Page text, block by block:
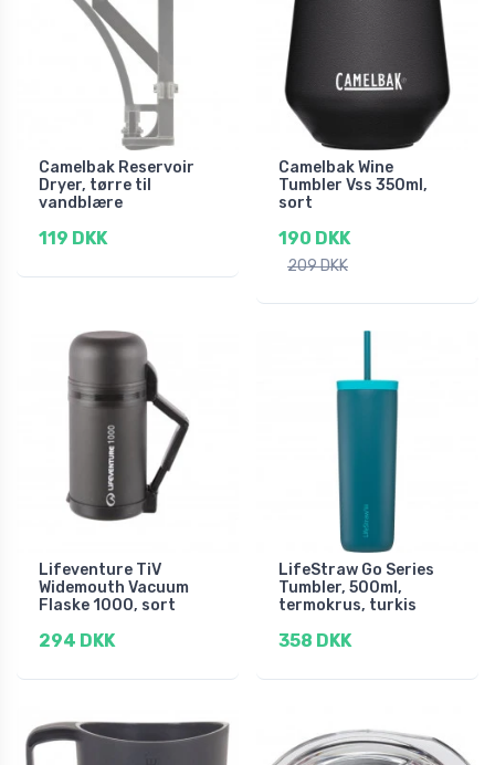
Camelbak Reservoir
Dryer, tørre til
vandblære
119 DKK
Camelbak Wine
Tumbler Vss 350ml,
sort
190 DKK
209 DKK
Lifeventure TiV
Widemouth Vacuum
Flaske 1000, sort
294 DKK
LifeStraw Go Series
Tumbler, 500ml,
termokrus, turkis
358 DKK